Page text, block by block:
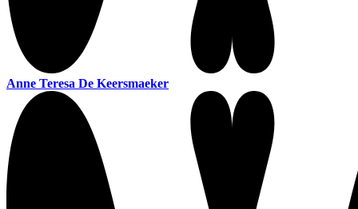
Anne Teresa De Keersmaeker